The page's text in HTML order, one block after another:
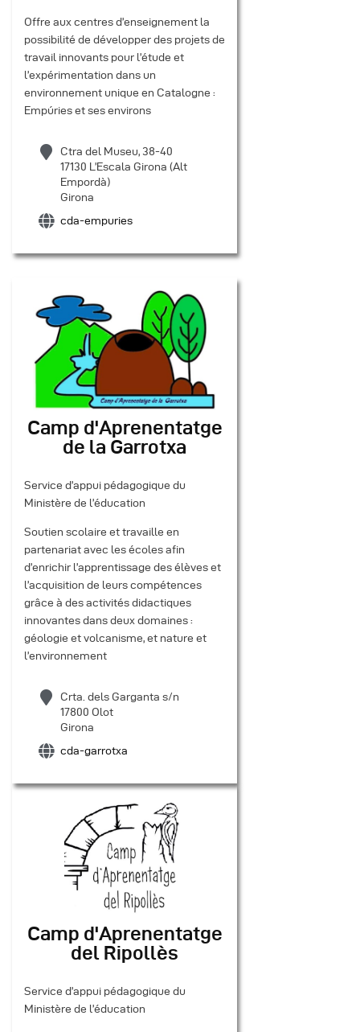
Offre aux centres d’enseignement la
possibilité de développer des projets de
travail innovants pour l’étude et
l’expérimentation dans un
environnement unique en Catalogne :
Empúries et ses environs
Ctra del Museu, 38-40
17130 L’Escala Girona (Alt
Empordà)
Girona
cda-empuries
Camp d'Aprenentatge
de la Garrotxa
Service d’appui pédagogique du
Ministère de l’éducation
Soutien scolaire et travaille en
partenariat avec les écoles afin
d’enrichir l’apprentissage des élèves et
l’acquisition de leurs compétences
grâce à des activités didactiques
innovantes dans deux domaines :
géologie et volcanisme, et nature et
l’environnement
Crta. dels Garganta s/n
17800 Olot
Girona
cda-garrotxa
Camp d'Aprenentatge
del Ripollès
Service d’appui pédagogique du
Ministère de l’éducation